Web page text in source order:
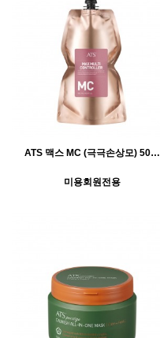
ATS 맥스 MC (극극손상모) 50…
미용회원전용